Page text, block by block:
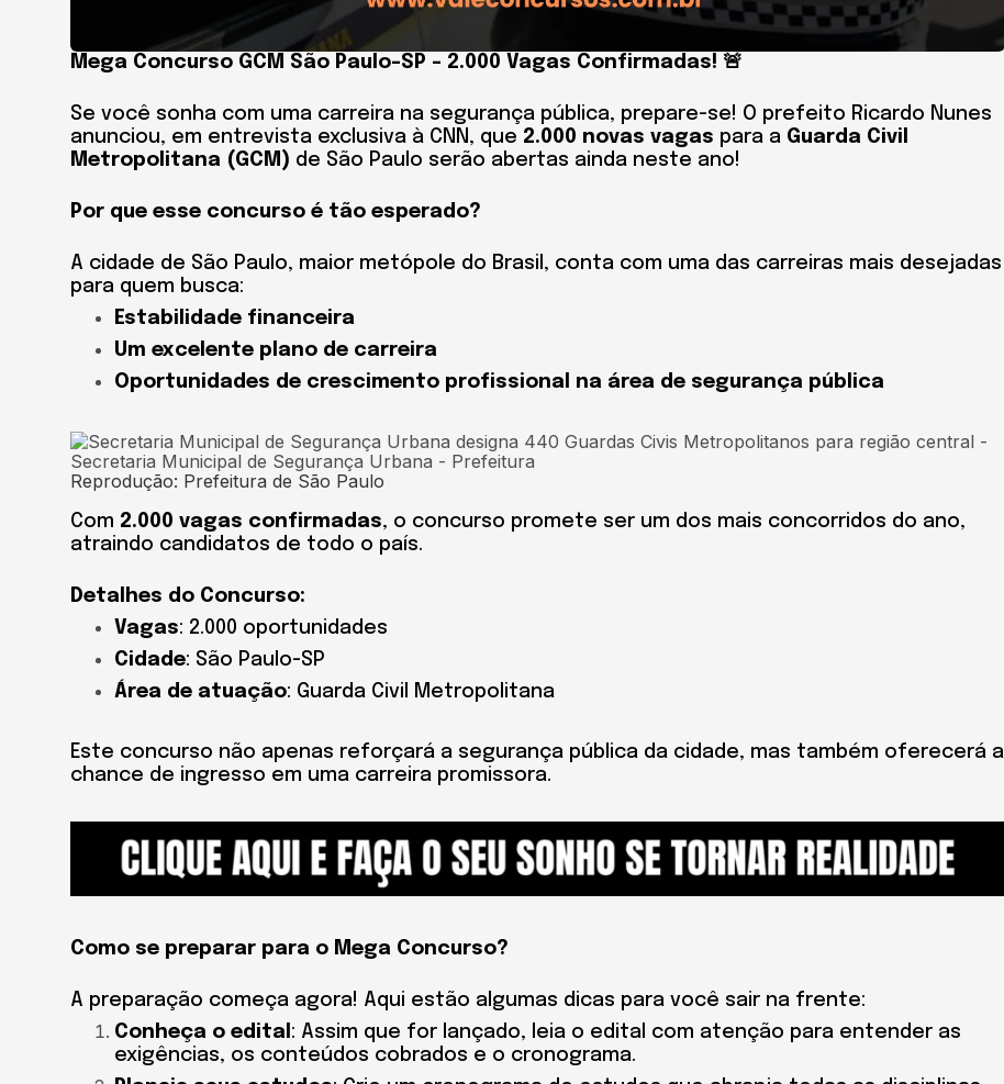
Mega Concurso GCM São Paulo-SP – 2.000 Vagas Confirmadas! 🚨
Se você sonha com uma carreira na segurança pública, prepare-se! O prefeito Ricardo Nunes
anunciou, em entrevista exclusiva à CNN, que 2.000 novas vagas para a Guarda Civil
Metropolitana (GCM) de São Paulo serão abertas ainda neste ano!
Por que esse concurso é tão esperado?
A cidade de São Paulo, maior metópole do Brasil, conta com uma das carreiras mais desejadas
para quem busca:
Estabilidade financeira
Um excelente plano de carreira
Oportunidades de crescimento profissional na área de segurança pública
Reprodução: Prefeitura de São Paulo
Com 2.000 vagas confirmadas, o concurso promete ser um dos mais concorridos do ano,
atraindo candidatos de todo o país.
Detalhes do Concurso:
Vagas: 2.000 oportunidades
Cidade: São Paulo-SP
Área de atuação: Guarda Civil Metropolitana
Este concurso não apenas reforçará a segurança pública da cidade, mas também oferecerá a
chance de ingresso em uma carreira promissora.
Como se preparar para o Mega Concurso?
A preparação começa agora! Aqui estão algumas dicas para você sair na frente:
Conheça o edital : Assim que for lançado, leia o edital com atenção para entender as
exigências, os conteúdos cobrados e o cronograma.